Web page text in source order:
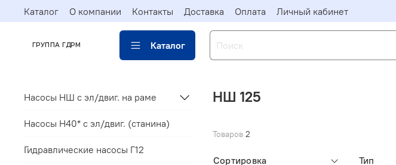
Каталог О компании Контакты Доставка Оплата Личный кабинет
ГРУППА ГДРМ Каталог
НШ 125
Товаров 2
Сортировка Тип
Насосы НШ с эл/двиг. на раме
Насосы Н40* c эл/двиг. (станина)
Гидравлические насосы Г12